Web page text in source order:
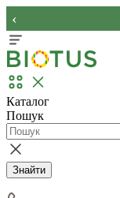
‹
Каталог
Пошук
Знайти